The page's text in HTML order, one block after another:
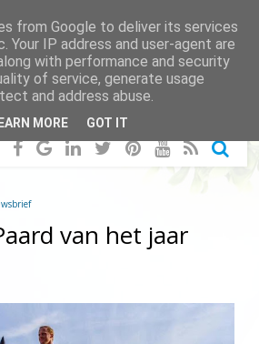
van het jaar
from Google to deliver its services
Your IP address and user-agent are
with performance and security
of service, generate usage
and address abuse.
MORE GOT IT